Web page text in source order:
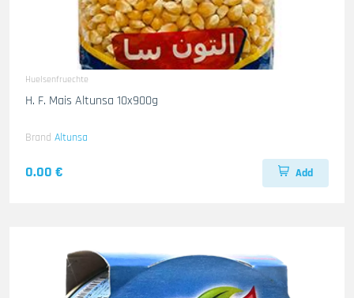
Huelsenfruechte
H. F. Mais Altunsa 10x900g
Brand Altunsa
0.00 € Add